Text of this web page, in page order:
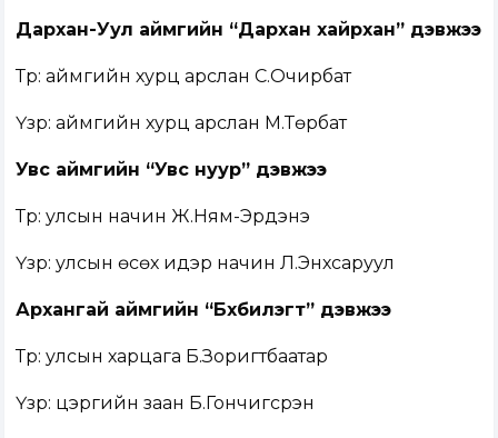
Дархан-Уул аймгийн “Дархан хайрхан” дэвжээ
Түрүү: аймгийн хурц арслан С.Очирбат
Үзүүр: аймгийн хурц арслан М.Төрбат
Увс аймгийн “Увс нуур” дэвжээ
Түрүү: улсын начин Ж.Ням-Эрдэнэ
Үзүүр: улсын өсөх идэр начин Л.Энхсаруул
Архангай аймгийн “Бөхбилэгт” дэвжээ
Түрүү: улсын харцага Б.Зоригтбаатар
Үзүүр: цэргийн заан Б.Гончигсүрэн